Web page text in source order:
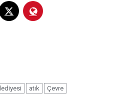
atık Çevre